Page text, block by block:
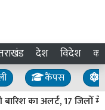
देश विदेश
कैंपस
का अलर्ट, 17 जिलों में